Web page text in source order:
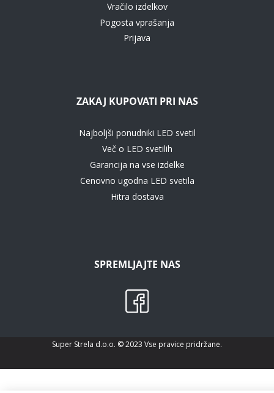
Vračilo izdelkov
Pogosta vprašanja
Prijava
ZAKAJ KUPOVATI PRI NAS
Najboljši ponudniki LED svetil
Več o LED svetilih
Garancija na vse izdelke
Cenovno ugodna LED svetila
Hitra dostava
SPREMLJAJTE NAS
Super Strela d.o.o. © 2023 Vse pravice pridržane.